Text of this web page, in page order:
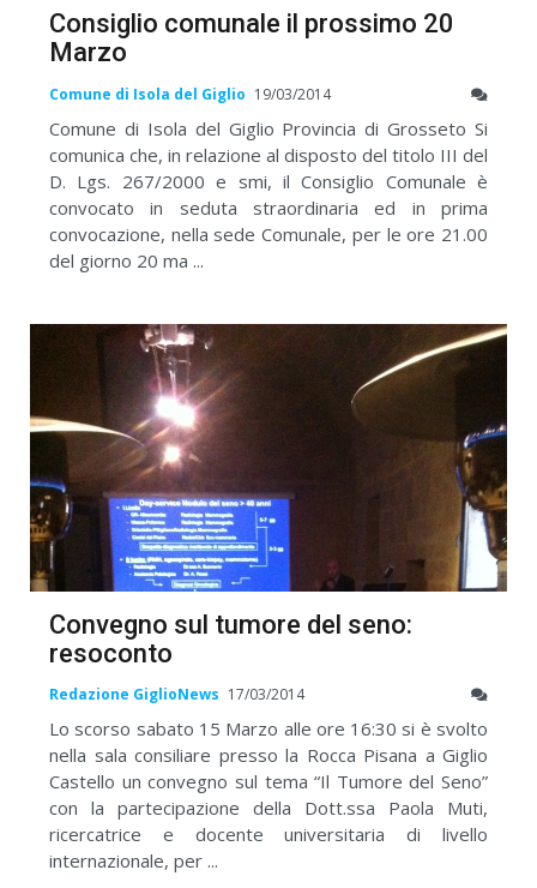
Consiglio comunale il prossimo 20
Marzo
Comune di Isola del Giglio 19/03/2014
Comune di Isola del Giglio Provincia di Grosseto Si
comunica che, in relazione al disposto del titolo III del
D. Lgs. 267/2000 e smi, il Consiglio Comunale è
convocato in seduta straordinaria ed in prima
convocazione, nella sede Comunale, per le ore 21.00
del giorno 20 ma ...
Convegno sul tumore del seno:
resoconto
Redazione GiglioNews 17/03/2014
Lo scorso sabato 15 Marzo alle ore 16:30 si è svolto
nella sala consiliare presso la Rocca Pisana a Giglio
Castello un convegno sul tema “Il Tumore del Seno”
con la partecipazione della Dott.ssa Paola Muti,
ricercatrice e docente universitaria di livello
internazionale, per ...